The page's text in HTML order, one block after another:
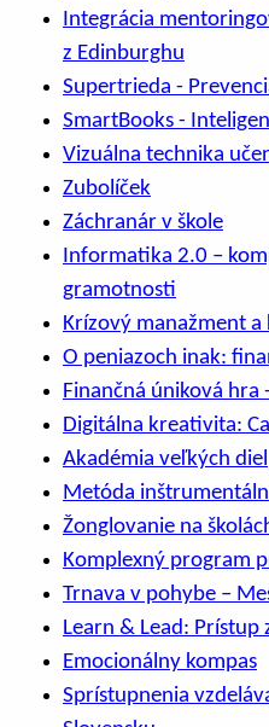
Integrácia
z Edinburghu
Supertrieda -
SmartBooks -
Vizuálna technika
Zubolíček
Záchranár v škole
Informatika 2.0 –
gramotnosti
Krízový manažment
O peniazoch inak:
Finančná úniková hra
Digitálna kreativita:
Akadémia veľkých diel
Metóda
Žonglovanie na
Komplexný program
Trnava v pohybe –
Learn & Lead:
Emocionálny kompas
Sprístupnenia